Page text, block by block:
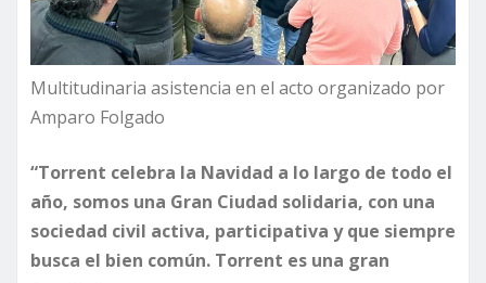
Multitudinaria asistencia en el acto organizado por
Amparo Folgado
“Torrent celebra la Navidad a lo largo de todo el
año, somos una Gran Ciudad solidaria, con una
sociedad civil activa, participativa y que siempre
busca el bien común. Torrent es una gran